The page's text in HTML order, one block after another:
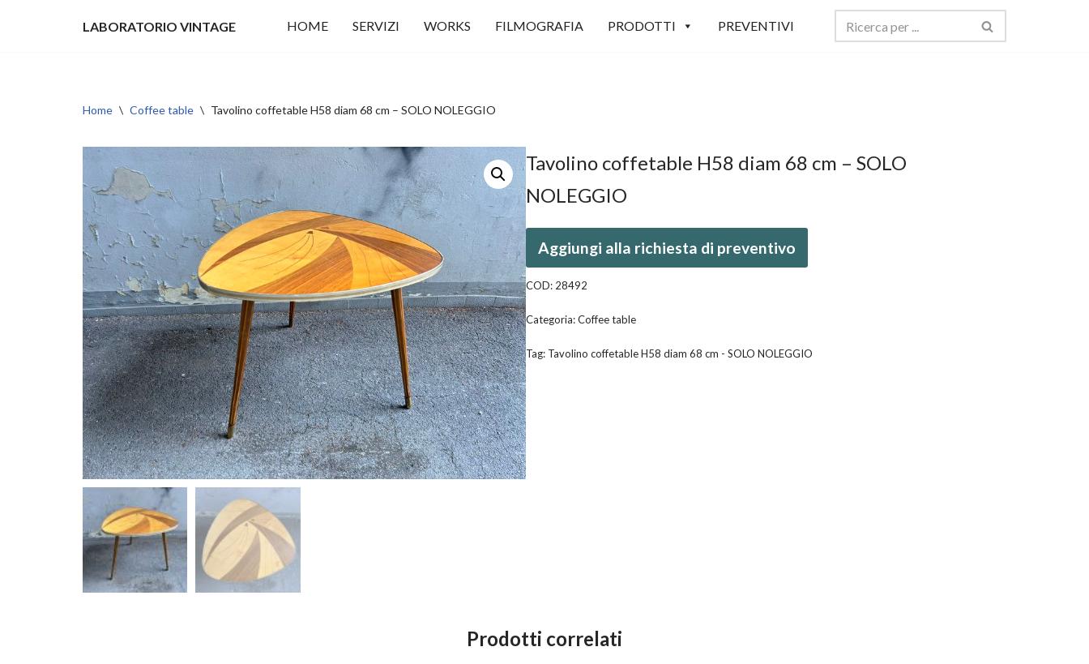
LABORATORIO VINTAGE HOME SERVIZI WORKS FILMOGRAFIA PRODOTTI PREVENTIVI
Home \ Coffee table \ Tavolino coffetable H58 diam 68 cm – SOLO NOLEGGIO
Tavolino coffetable H58 diam 68 cm – SOLO
NOLEGGIO
Aggiungi alla richiesta di preventivo
COD: 28492
Categoria:Coffee table
Tag: Tavolino coffetable H58 diam 68 cm - SOLO NOLEGGIO
Prodotti correlati